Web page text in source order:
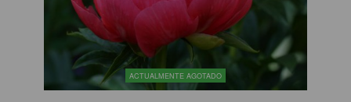
ACTUALMENTE AGOTADO